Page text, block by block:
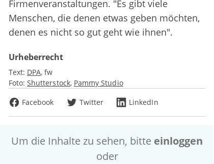
Firmenveranstaltungen. "Es gibt viele
Menschen, die denen etwas geben möchten,
denen es nicht so gut geht wie ihnen".
Urheberrecht
Text: DPA fw
Foto: Shutterstock Pammy Studio
Facebook
Twitter LinkedIn
Um die Inhalte zu sehen, bitte einloggen
oder